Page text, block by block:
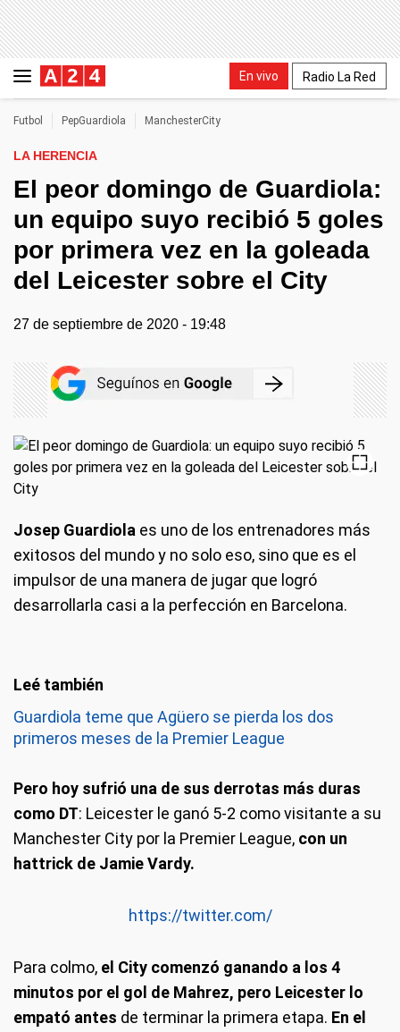
En vivo Radio La Red
Futbol PepGuardiola ManchesterCity
LA HERENCIA
El peor domingo de Guardiola:
un equipo suyo recibió 5 goles
por primera vez en la goleada
del Leicester sobre el City
27 de septiembre de 2020 - 19:48
Josep Guardiola es uno de los entrenadores más
exitosos del mundo y no solo eso, sino que es el
impulsor de una manera de jugar que logró
desarrollarla casi a la perfección en Barcelona.
Guardiola teme que Agüero se pierda los dos
primeros meses de la Premier League
Pero hoy sufrió una de sus derrotas más duras
como DT: Leicester le ganó 5-2 como visitante a su
Manchester City por la Premier League, con un
hattrick de Jamie Vardy.
https://twitter.com/
Para colmo, el City comenzó ganando a los 4
minutos por el gol de Mahrez, pero Leicester lo
empató antes de terminar la primera etapa. En el